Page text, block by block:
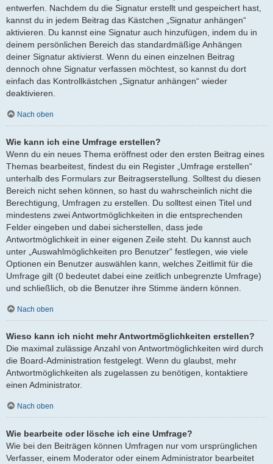
entwerfen. Nachdem du die Signatur erstellt und gespeichert hast,
kannst du in jedem Beitrag das Kästchen „Signatur anhängen“
aktivieren. Du kannst eine Signatur auch hinzufügen, indem du in
deinem persönlichen Bereich das standardmäßige Anhängen
deiner Signatur aktivierst. Wenn du einen einzelnen Beitrag
dennoch ohne Signatur verfassen möchtest, so kannst du dort
einfach das Kontrollkästchen „Signatur anhängen“ wieder
deaktivieren.
Nach oben
Wie kann ich eine Umfrage erstellen?
Wenn du ein neues Thema eröffnest oder den ersten Beitrag eines
Themas bearbeitest, findest du ein Register „Umfrage erstellen“
unterhalb des Formulars zur Beitragserstellung. Solltest du diesen
Bereich nicht sehen können, so hast du wahrscheinlich nicht die
Berechtigung, Umfragen zu erstellen. Du solltest einen Titel und
mindestens zwei Antwortmöglichkeiten in die entsprechenden
Felder eingeben und dabei sicherstellen, dass jede
Antwortmöglichkeit in einer eigenen Zeile steht. Du kannst auch
unter „Auswahlmöglichkeiten pro Benutzer“ festlegen, wie viele
Optionen ein Benutzer auswählen kann, welches Zeitlimit für die
Umfrage gilt (0 bedeutet dabei eine zeitlich unbegrenzte Umfrage)
und schließlich, ob die Benutzer ihre Stimme ändern können.
Nach oben
Wieso kann ich nicht mehr Antwortmöglichkeiten erstellen?
Die maximal zulässige Anzahl von Antwortmöglichkeiten wird durch
die Board-Administration festgelegt. Wenn du glaubst, mehr
Antwortmöglichkeiten als zugelassen zu benötigen, kontaktiere
einen Administrator.
Nach oben
Wie bearbeite oder lösche ich eine Umfrage?
Wie bei den Beiträgen können Umfragen nur vom ursprünglichen
Verfasser, einem Moderator oder einem Administrator bearbeitet